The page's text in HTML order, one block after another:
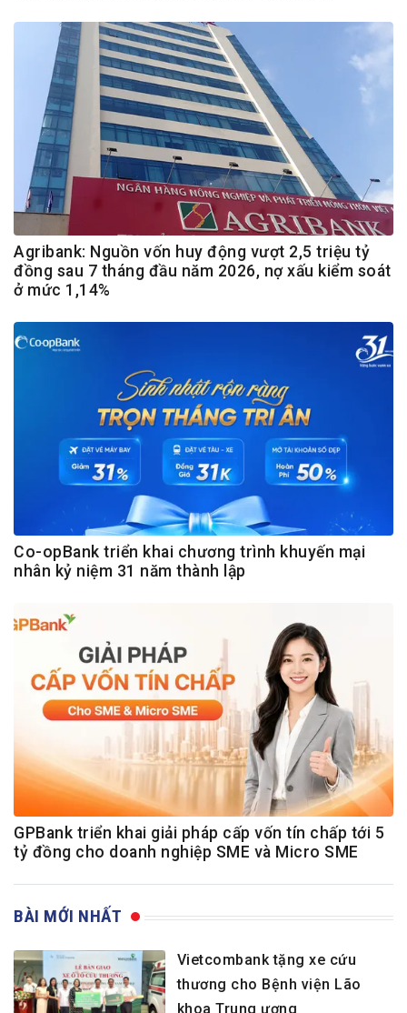
Agribank: Nguồn vốn huy động vượt 2,5 triệu tỷ
đồng sau 7 tháng đầu năm 2026, nợ xấu kiểm soát
ở mức 1,14%
Co-opBank triển khai chương trình khuyến mại
nhân kỷ niệm 31 năm thành lập
GPBank triển khai giải pháp cấp vốn tín chấp tới 5
tỷ đồng cho doanh nghiệp SME và Micro SME
BÀI MỚI NHẤT
Vietcombank tặng xe cứu
thương cho Bệnh viện Lão
khoa Trung ương